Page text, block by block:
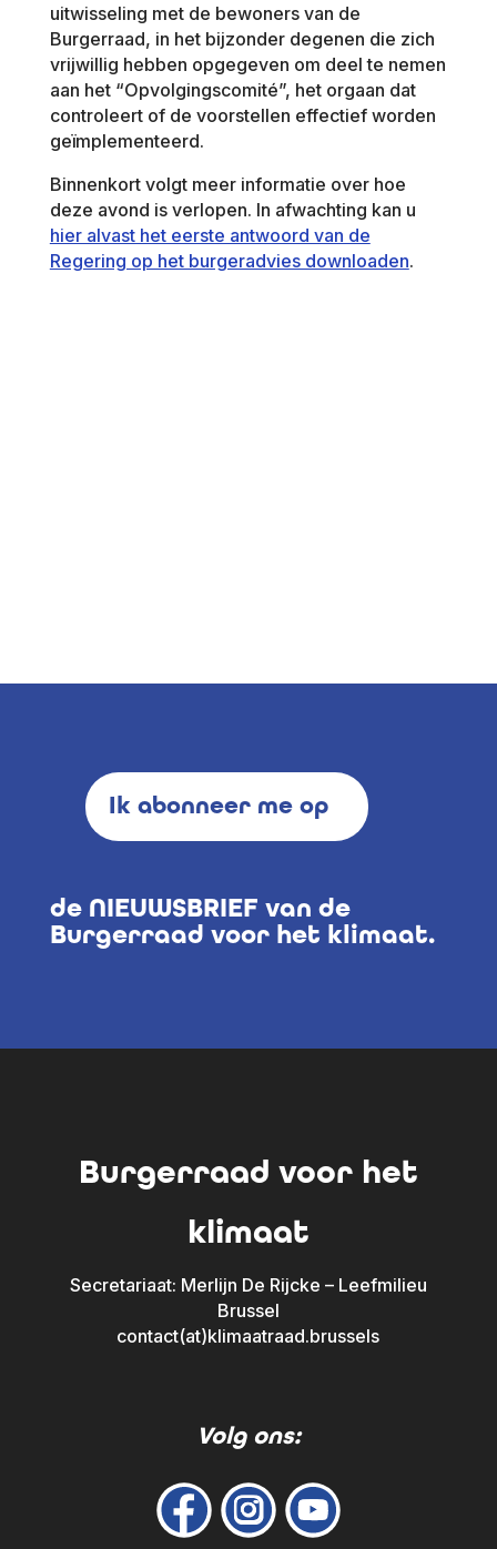
uitwisseling met de bewoners van de
Burgerraad, in het bijzonder degenen die zich
vrijwillig hebben opgegeven om deel te nemen
aan het “Opvolgingscomité”, het orgaan dat
controleert of de voorstellen effectief worden
geïmplementeerd.
Binnenkort volgt meer informatie over hoe
deze avond is verlopen. In afwachting kan u
hier alvast het eerste antwoord van de
Regering op het burgeradvies downloaden.
Ik abonneer me op
de NIEUWSBRIEF van de
Burgerraad voor het klimaat.
Burgerraad voor het
klimaat
Secretariaat: Merlijn De Rijcke – Leefmilieu
Brussel
contact(at)klimaatraad.brussels
Volg ons: